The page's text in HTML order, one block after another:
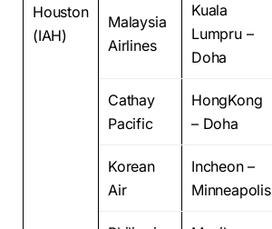
Houston
(IAH)
Malaysia
Airlines
Kuala
Lumpru –
Doha
Cathay
Pacific
HongKong
– Doha
Korean
Air
Incheon –
Minneapolis